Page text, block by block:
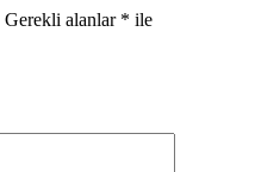
Gerekli alanlar * ile